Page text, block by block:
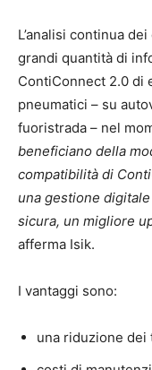
L’analisi continua
grandi quantità di
ContiConnect 2.0 di
pneumatici – su
fuoristrada – nel
beneficiano della
compatibilità di
una gestione
sicura, un migliore
afferma Isik.
I vantaggi sono:
una riduzione